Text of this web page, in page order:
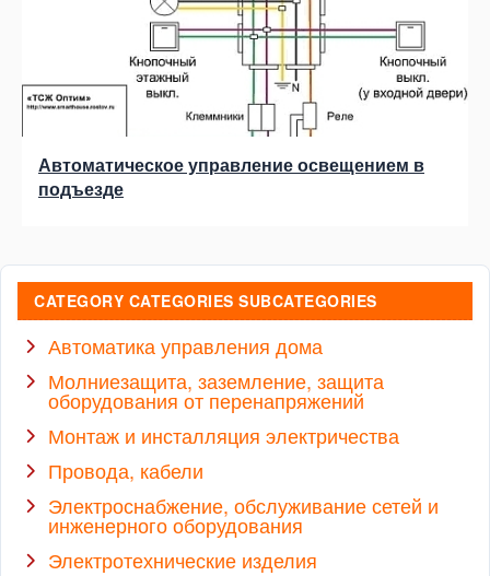
Автоматическое управление освещением в
подъезде
CATEGORY CATEGORIES SUBCATEGORIES
Автоматика управления дома
Молниезащита, заземление, защита
оборудования от перенапряжений
Монтаж и инсталляция электричества
Провода, кабели
Электроснабжение, обслуживание сетей и
инженерного оборудования
Электротехнические изделия